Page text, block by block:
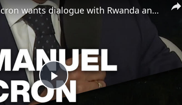
Play
Emmanuel Macron wants dialogue with Rwanda and DRC